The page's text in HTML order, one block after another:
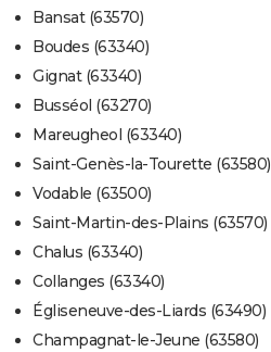
Bansat (63570)
Boudes (63340)
Gignat (63340)
Busséol (63270)
Mareugheol (63340)
Saint-Genès-la-Tourette (63580)
Vodable (63500)
Saint-Martin-des-Plains (63570)
Chalus (63340)
Collanges (63340)
Égliseneuve-des-Liards (63490)
Champagnat-le-Jeune (63580)